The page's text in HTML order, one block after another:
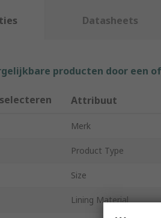
Datasheets
producten door een
Attribuut
Merk
Product Type
Size
Lining Material